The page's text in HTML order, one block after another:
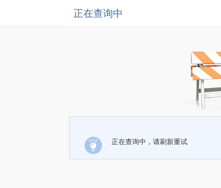
正在查询中
正在查询中，请刷新重试